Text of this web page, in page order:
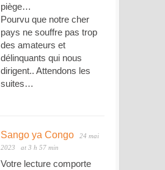
piège…
Pourvu que notre cher
pays ne souffre pas trop
des amateurs et
délinquants qui nous
dirigent.. Attendons les
suites…
Sango ya Congo
24 mai
2023
at 3 h 57 min
Votre lecture comporte